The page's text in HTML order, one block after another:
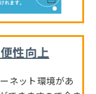
性向上
ネット環境があ